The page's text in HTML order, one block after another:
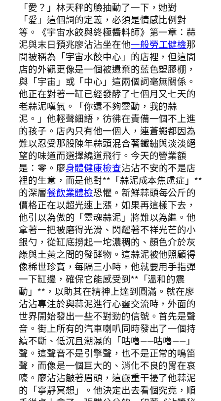
「愛？」林天秤的臉抽動了一下，她對
「愛」這個詞的定義，必須是情感比例對
等。《宇宙水餃與終極醬料師》第一章：蒜
泥與末日預兆廖沾沾坐在他一般勞工健檢那
間被稱為「宇宙水餃中心」的店裡，但這間
店的外觀更像是一個被遺棄的藍色塑膠棚，
與「宇宙」或「中心」這兩個詞毫無關係。
他正在對著一缸已經發酵了七個月又七天的
老蒜泥嘆氣。「你還不夠靈動，我的蒜
泥。」他輕聲細語，彷彿在責備一個不上進
的孩子。店內只有他一個人，連蒼蠅都因為
難以忍受那股陳年蒜頭混合著鐵鏽與淡淡絕
望的味道而選擇繞道飛行。今天的營業額
是：零。廖身體健康檢查沾沾不安的不是店
裡的生意，而是他對**「蒜泥成本焦慮症」**
的深層餐飲業體檢恐懼。新鮮蒜頭每公斤的
價格正在以超光速上漲，如果再這樣下去，
他引以為傲的「靈魂蒜泥」將難以為繼。他
拿著一把被磨得光滑、閃耀著不祥光芒的小
銀勺，從缸底撈起一坨濃稠的、顏色介於灰
綠與土黃之間的發酵物。這蒜泥被他照顧得
像稀世珍寶，每隔三小時，他就要用手指彈
一下缸邊，確保它能感受到**「溫和的震
動」**，以助其在精神上達到圓滿。就在廖
沾沾專注於與蒜泥進行心靈交流時，外面的
世界開始發出一些不對勁的信號。首先是聲
音。街上所有的汽車喇叭同時發出了一個持
續不斷、低沉且潮濕的「咕嚕——咕嚕——」
聲。這聲音不是引擎聲，也不是正常的鳴笛
聲，而像是一個巨大的、消化不良的胃在哀
嚎。廖沾沾皺著眉頭，這嚴重干擾了他蒜泥
的「寧靜冥想」。他決定出去看個究竟，順